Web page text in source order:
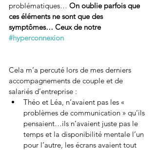
problématiques… On oublie parfois que
ces éléments ne sont que des
symptômes… Ceux de notre
#hyperconnexion
Cela m’a percuté lors de mes derniers
accompagnements de couple et de
salariés d’entreprise :
Théo et Léa, n’avaient pas les «
problèmes de communication » qu’ils
pensaient…ils n’avaient juste pas le
temps et la disponibilité mentale l’un
pour l’autre, les écrans avaient tout